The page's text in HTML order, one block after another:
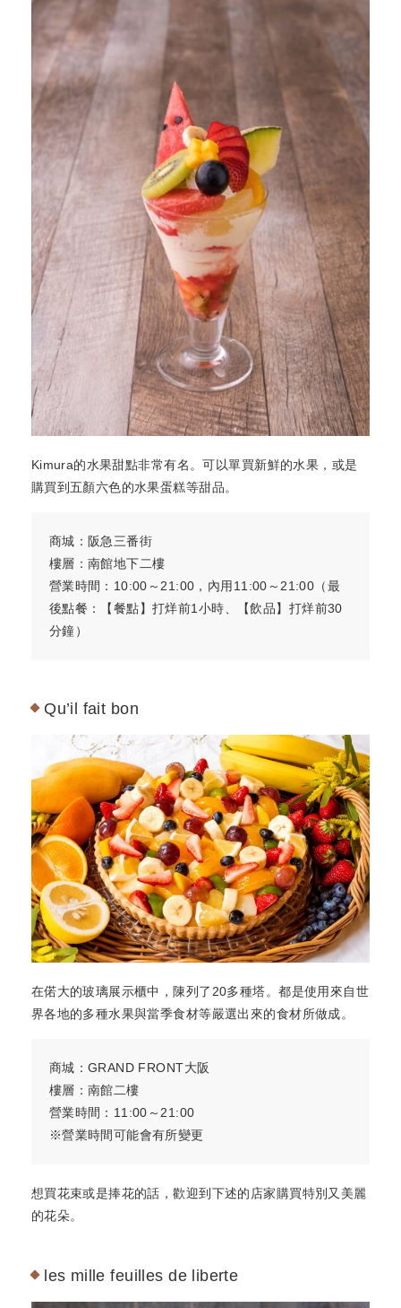
Kimura的水果甜點非常有名。可以單買新鮮的水果，或是
購買到五顏六色的水果蛋糕等甜品。
商城：阪急三番街
樓層：南館地下二樓
營業時間：10:00～21:00，內用11:00～21:00（最
後點餐：【餐點】打烊前1小時、【飲品】打烊前30
分鐘）
Qu’il fait bon
在偌大的玻璃展示櫃中，陳列了20多種塔。都是使用來自世
界各地的多種水果與當季食材等嚴選出來的食材所做成。
商城：GRAND FRONT大阪
樓層：南館二樓
營業時間：11:00～21:00
※營業時間可能會有所變更
想買花束或是捧花的話，歡迎到下述的店家購買特別又美麗
的花朵。
les mille feuilles de liberte